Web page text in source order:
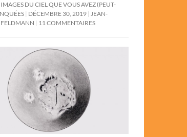
DU CIEL QUE VOUS AVEZ (PEUT-
DÉCEMBRE 30, 2019 JEAN-
FELDMANN
11 COMMENTAIRES